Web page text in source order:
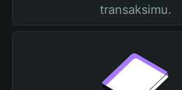
transaksimu.